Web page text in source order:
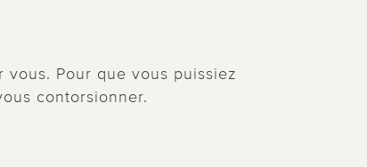
Pour que vous puissiez
contorsionner.